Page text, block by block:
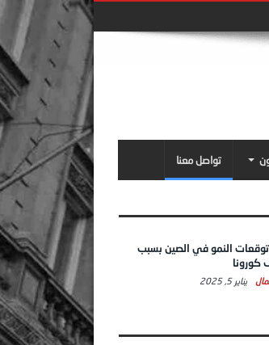
تواصل معنا
النمو في الصين بسبب
كورونا
يناير 5, 2025